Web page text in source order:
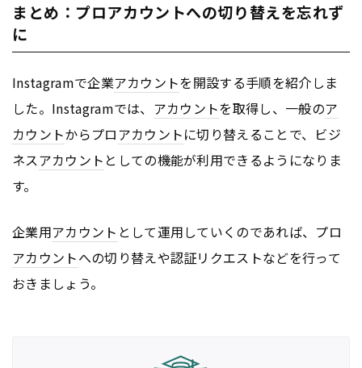
まとめ：プロアカウントへの切り替えを忘れず
に
Instagramで企業アカウントを開設する手順を紹介しま
した。Instagramでは、 アカウントを取得し、一般のア
カウントからプロアカウントに切り替えることで、ビジ
ネスアカウント としての機能が利用できるようになりま
す。
企業用アカウント として運用していくのであれば、プロ
アカウントへの切り替えや認証リクエストなどを行って
おきましょう。